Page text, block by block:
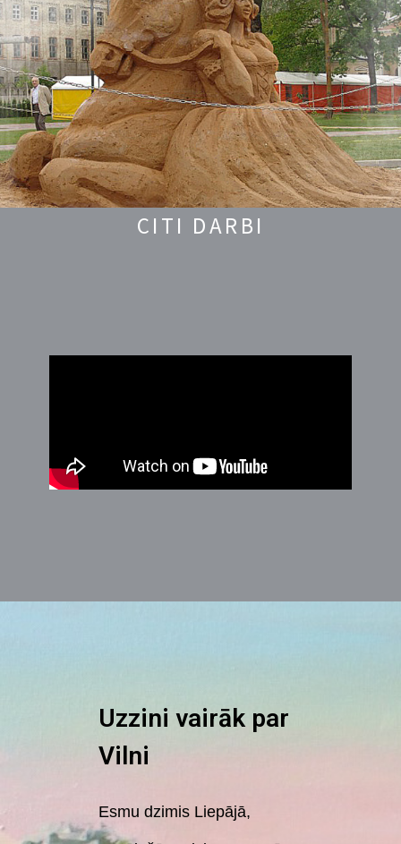
CITI DARBI
Uzzini vairāk par
Vilni
Esmu dzimis Liepājā,